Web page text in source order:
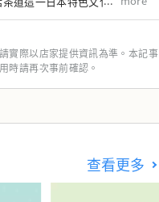
例的地方。
實際以店家提供資訊為準。本記事
時請再次事前確認。
查看更多